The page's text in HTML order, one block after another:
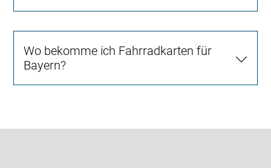
Wo bekomme ich Fahrradkarten für
Bayern?